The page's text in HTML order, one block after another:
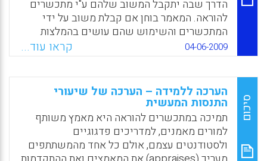
הדדית . יחסי חונך/מאמן – מתכשר צריכים
להתאפיין ביושר, בפתיחות, ברגישות, בהתלהבות,
בהומור, בארגון, במודעות עצמית וברפלקציה,
מאפיינים האמורים להוביל לכשירויות הוראה
התלמידים ( Tillema, H.H., Smith, K., &
Leshem).
WhatsApp
Facebook
Email
X
הדרך שבה יתקבל המשוב שלהם ע"י מתכשרים
להוראה. המאמר בוחן אם קבלת משוב על ידי
המתכשרים והשימוש שהם עושים בהמלצות
ההערכה מושפעים באופן דיפרנציאלי
מהאוריינטציה שונות להערכה. במחקר נמצא כי
קבלת ההמלצות ופעולה לפיהן אינן מושפעות
מגישת הערכה פתוחה ומוכוונת-למידה בהשוואה
להערכה מוכוונת-ביצוע. הן דווקא מושפעות מרמת
הפירוט של הערות המעריך. הסטודנטים נמצאו
שמרניים למדי בהתייחסותם להערות, דבר העשוי
להצביע על הסתייגות מההערות או על הערות לא
איכותיות בעיקר במונחים של בהירות וישימות (
04-06-2009 קראו עוד...
סיכום
הערכה ללמידה – הערכה של שיעורי
התנסות המעשית
תמיכה במתכשרים להוראה היא מאמץ משותף
למורים מאמנים, למדריכים פדגוגיים
ולסטודנטים עצמם, אולם כל אחד מהמשתתפים